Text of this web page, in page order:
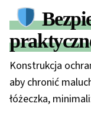
Konstrukcja
aby chronić
łóżeczka,